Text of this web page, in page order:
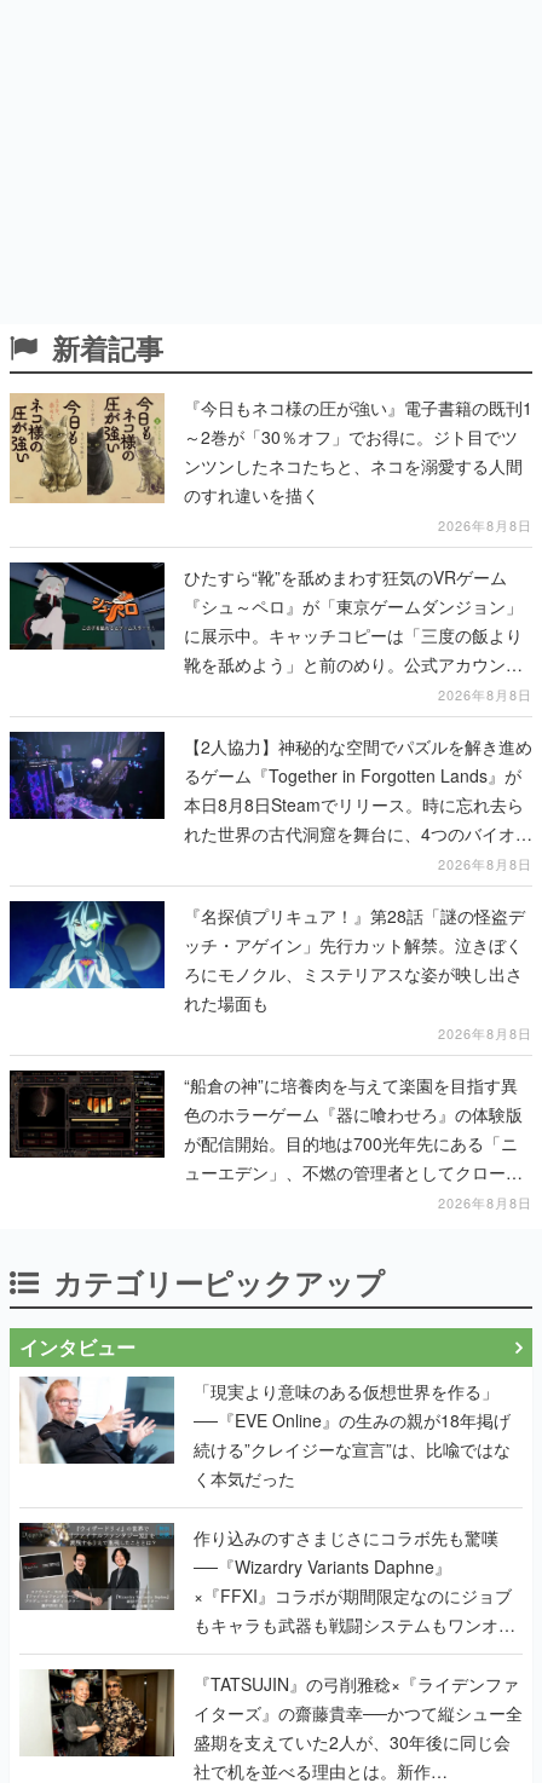
新着記事
『今日もネコ様の圧が強い』電子書籍の既刊1
～2巻が「30％オフ」でお得に。ジト目でツ
ンツンしたネコたちと、ネコを溺愛する人間
のすれ違いを描く
2026年8月8日
ひたすら“靴”を舐めまわす狂気のVRゲーム
『シュ～ペロ』が「東京ゲームダンジョン」
に展示中。キャッチコピーは「三度の飯より
靴を舐めよう」と前のめり。公式アカウント
も開設され、2026年リリースに向けて開発中
2026年8月8日
【2人協力】神秘的な空間でパズルを解き進め
るゲーム『Together in Forgotten Lands』が
本日8月8日Steamでリリース。時に忘れ去ら
れた世界の古代洞窟を舞台に、4つのバイオー
2026年8月8日
『名探偵プリキュア！』第28話「謎の怪盗デ
ッチ・アゲイン」先行カット解禁。泣きぼく
ろにモノクル、ミステリアスな姿が映し出さ
れた場面も
2026年8月8日
“船倉の神”に培養肉を与えて楽園を目指す異
色のホラーゲーム『器に喰わせろ』の体験版
が配信開始。目的地は700光年先にある「ニ
ューエデン」、不燃の管理者としてクローン
人間を増やし、加工して神に捧げる2026年8月8日
カテゴリーピックアップ
インタビュー
「現実より意味のある仮想世界を作る」
──『EVE Online』の生みの親が18年掲げ
続ける”クレイジーな宣言”は、比喩ではな
く本気だった
作り込みのすさまじさにコラボ先も驚嘆
──『Wizardry Variants Daphne』
×『FFXI』コラボが期間限定なのにジョブ
もキャラも武器も戦闘システムもワンオフ
で作り込まれた理由を両ディレクターに聞
く
『TATSUJIN』の弓削雅稔×『ライデンファ
イターズ』の齋藤貴幸──かつて縦シュー全
盛期を支えていた2人が、30年後に同じ会
社で机を並べる理由とは。新作